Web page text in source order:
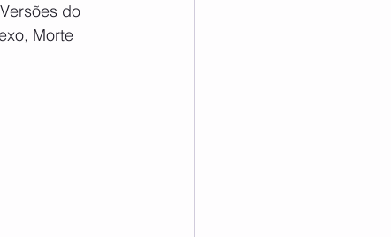
do
Morte